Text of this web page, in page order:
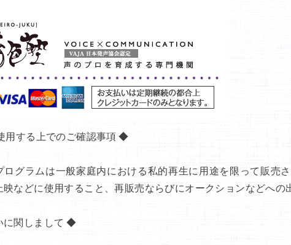
用する上でのご確認事項 ◆
ログラムは一般家庭内における私的再生に用途を限って販売
映などに使用すること、再販売ならびにオークションなどへの
関しまして ◆